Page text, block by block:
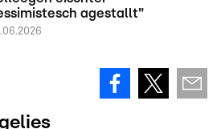
agestallt"